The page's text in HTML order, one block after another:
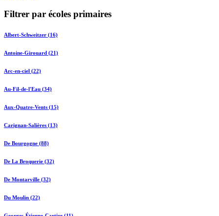
Filtrer par écoles primaires
Albert-Schweitzer (16)
Antoine-Girouard (21)
Arc-en-ciel (22)
Au-Fil-de-l'Eau (34)
Aux-Quatre-Vents (15)
Carignan-Salières (13)
De Bourgogne (88)
De La Broquerie (32)
De Montarville (32)
Du Moulin (22)